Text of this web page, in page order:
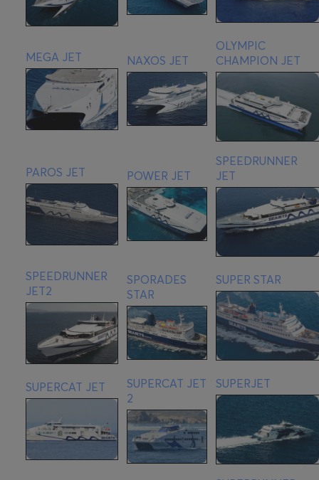
MEGA JET NAXOS JET
OLYMPIC
CHAMPION JET
PAROS JET POWER JET
SPEEDRUNNER
JET
SPEEDRUNNER
JET2
SPORADES
STAR
SUPER STAR
SUPERCAT JET
SUPERCAT JET
2
SUPERJET